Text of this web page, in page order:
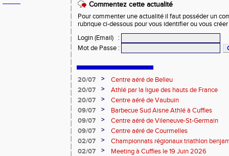
Commentez cette actualité
Pour commenter une actualité il faut posséder un
rubrique ci-dessous pour vous identifier ou vous
Login (Email)
:
Mot de Passe :
20/07 >
Centre aéré de Belleu
20/07
>
Athlé par la ligue des hauts de France
20/07
>
Centre aéré de Vaubuin
09/07
>
Barbecue Sud Aisne Athlé à Cuffies
09/07
>
Centre aéré de Vileneuve-St-Germain
09/07
>
Centre aéré de Courmelles
02/07
>
Championnats régionaux triathlon
2026
02/07 >
Meeting à Cuffies le 19 Juin 2026